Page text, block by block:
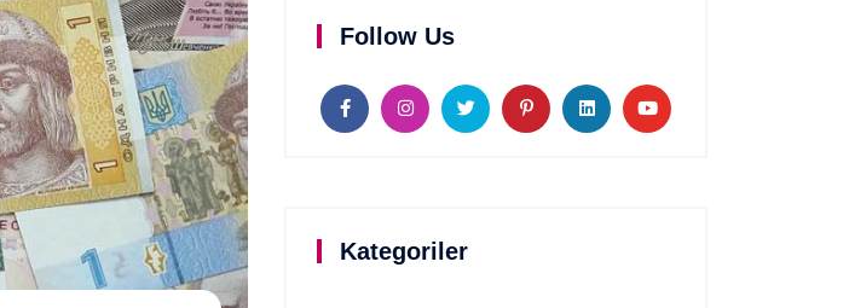
Follow Us
Kategoriler